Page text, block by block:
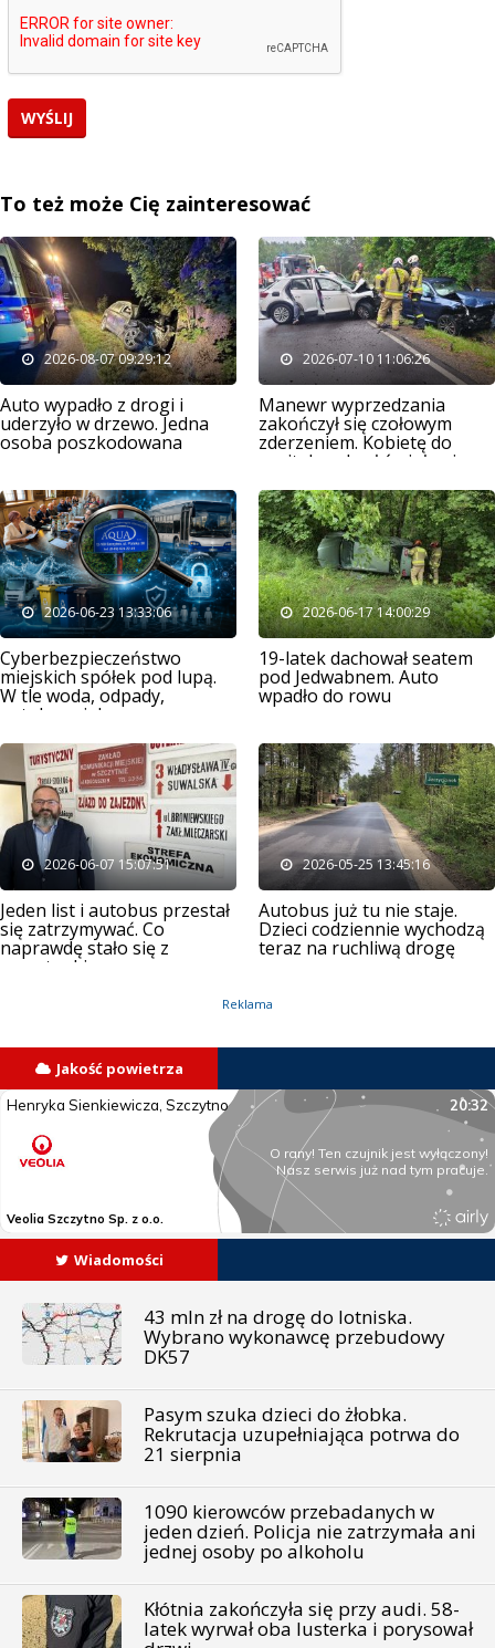
To też może Cię zainteresować
2026-08-07 09:29:12
Auto wypadło z drogi i
uderzyło w drzewo. Jedna
osoba poszkodowana
2026-07-10 11:06:26
Manewr wyprzedzania
zakończył się czołowym
zderzeniem. Kobietę do
szpitala zabrał śmigłowiec
2026-06-23 13:33:06
Cyberbezpieczeństwo
miejskich spółek pod lupą.
W tle woda, odpady,
autobusy i dane
2026-06-17 14:00:29
19-latek dachował seatem
pod Jedwabnem. Auto
wpadło do rowu
2026-06-07 15:07:51
Jeden list i autobus przestał
się zatrzymywać. Co
naprawdę stało się z
przystankiem w
2026-05-25 13:45:16
Autobus już tu nie staje.
Dzieci codziennie wychodzą
teraz na ruchliwą drogę
Reklama
Jakość powietrza
Wiadomości
43 mln zł na drogę do lotniska.
Wybrano wykonawcę przebudowy
DK57
Pasym szuka dzieci do żłobka.
Rekrutacja uzupełniająca potrwa do
21 sierpnia
1090 kierowców przebadanych w
jeden dzień. Policja nie zatrzymała ani
jednej osoby po alkoholu
Kłótnia zakończyła się przy audi. 58-
latek wyrwał oba lusterka i porysował